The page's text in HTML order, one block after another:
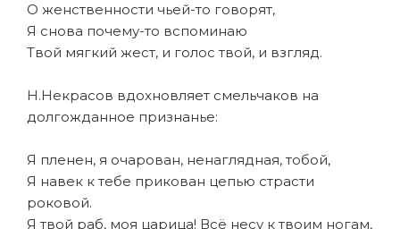
О женственности чьей-то говорят,
Я снова почему-то вспоминаю
Твой мягкий жест, и голос твой, и взгляд.
Н.Некрасов вдохновляет смельчаков на
долгожданное признанье:
Я пленен, я очарован, ненаглядная, тобой,
Я навек к тебе прикован цепью страсти
роковой.
Я твой раб, моя царица! Всё несу к твоим ногам,